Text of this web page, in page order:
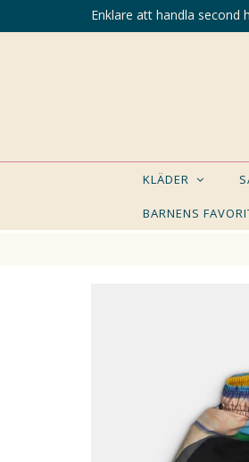
Enklare att handla second
KLÄDER
BARNENS